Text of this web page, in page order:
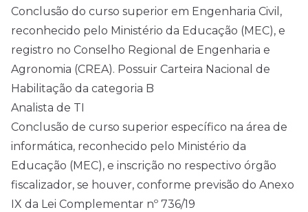
Conclusão do curso superior em Engenharia Civil,
reconhecido pelo Ministério da Educação (MEC), e
registro no Conselho Regional de Engenharia e
Agronomia (CREA). Possuir Carteira Nacional de
Habilitação da categoria B
Analista de TI
Conclusão de curso superior específico na área de
informática, reconhecido pelo Ministério da
Educação (MEC), e inscrição no respectivo órgão
fiscalizador, se houver, conforme previsão do Anexo
IX da Lei Complementar nº 736/19